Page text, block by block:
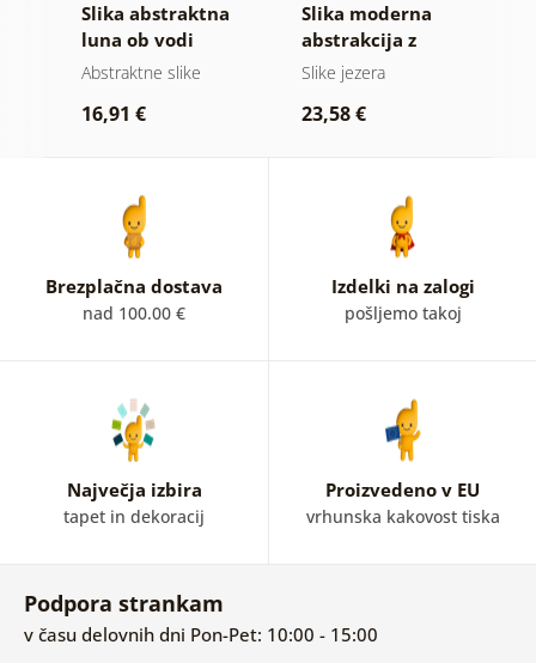
Slika abstraktna
luna ob vodi
Abstraktne slike
16,91 €
Slika moderna
abstrakcija z
naravo
Slike jezera
23,58 €
Brezplačna dostava
nad 100.00 €
Izdelki na zalogi
pošljemo takoj
Največja izbira
tapet in dekoracij
Proizvedeno v EU
vrhunska kakovost tiska
Podpora strankam
v času delovnih dni Pon-Pet: 10:00 - 15:00